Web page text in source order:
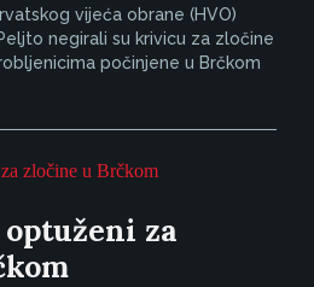
vijeća obrane (HVO)
negirali su krivicu za zločine
počinjene u Brčkom
za